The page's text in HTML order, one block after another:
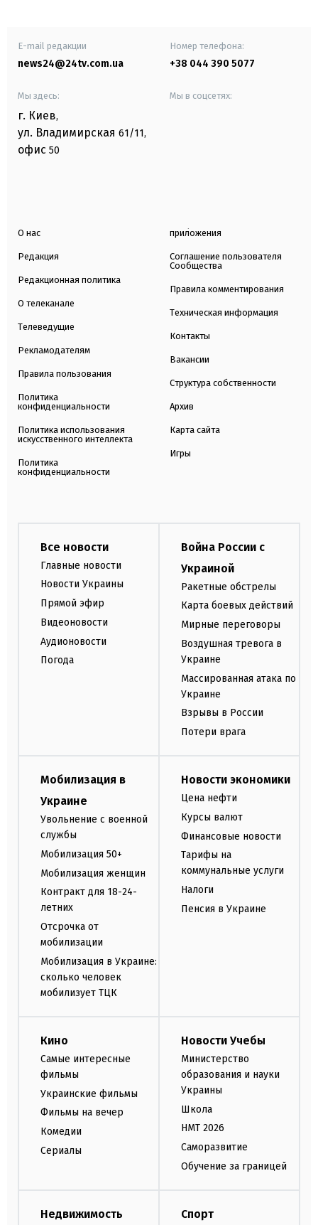
E-mail редакции
news24@24tv.com.ua
Номер телефона:
+38 044 390 5077
Мы здесь:
г. Киев,
ул. Владимирская 61/11,
офис 50
Мы в соцсетях:
О нас
Редакция
Редакционная политика
О телеканале
Телеведущие
Рекламодателям
Правила пользования
Политика
конфиденциальности
Политика использования
искусственного интеллекта
Политика
конфиденциальности
приложения
Соглашение пользователя
Сообщества
Правила комментирования
Техническая информация
Контакты
Вакансии
Структура собственности
Архив
Карта сайта
Игры
Все новости
Главные новости
Новости Украины
Прямой эфир
Видеоновости
Аудионовости
Погода
Война России с
Украиной
Ракетные обстрелы
Карта боевых действий
Мирные переговоры
Воздушная тревога в
Украине
Массированная атака по
Украине
Взрывы в России
Потери врага
Мобилизация в
Украине
Увольнение с военной
службы
Мобилизация 50+
Мобилизация женщин
Контракт для 18-24-
летних
Отсрочка от
мобилизации
Мобилизация в Украине:
сколько человек
мобилизует ТЦК
Новости экономики
Цена нефти
Курсы валют
Финансовые новости
Тарифы на
коммунальные услуги
Налоги
Пенсия в Украине
Кино
Самые интересные
фильмы
Украинские фильмы
Фильмы на вечер
Комедии
Сериалы
Новости Учебы
Министерство
образования и науки
Украины
Школа
НМТ 2026
Саморазвитие
Обучение за границей
Недвижимость Спорт